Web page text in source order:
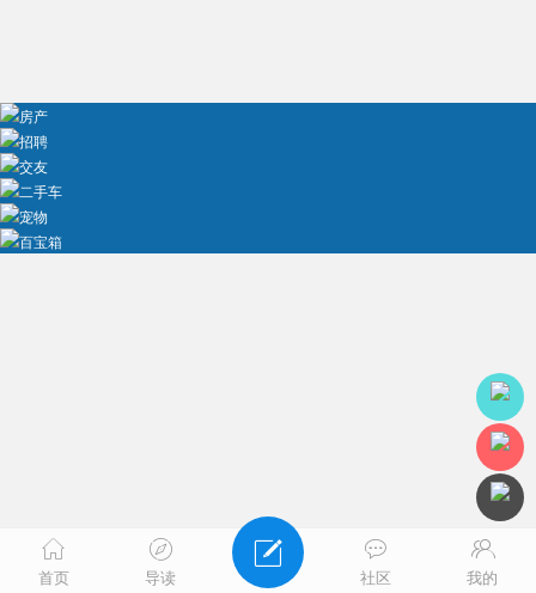
房产
招聘
交友
二手车
宠物
百宝箱
首页 导读 社区 我的